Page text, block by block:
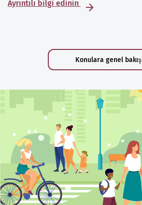
Ayrıntılı bilgi edinin
Konulara genel bakış